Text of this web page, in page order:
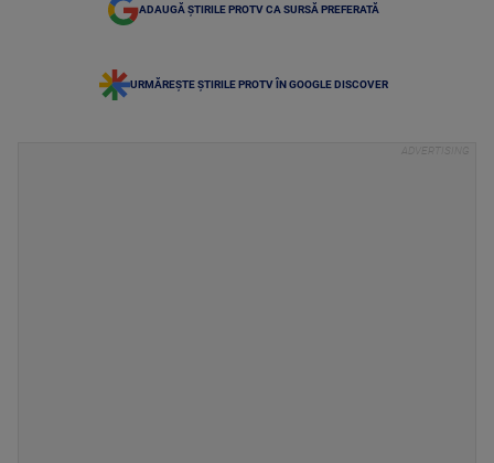
ADAUGĂ ȘTIRILE PROTV CA SURSĂ PREFERATĂ
URMĂREȘTE ȘTIRILE PROTV ÎN GOOGLE DISCOVER